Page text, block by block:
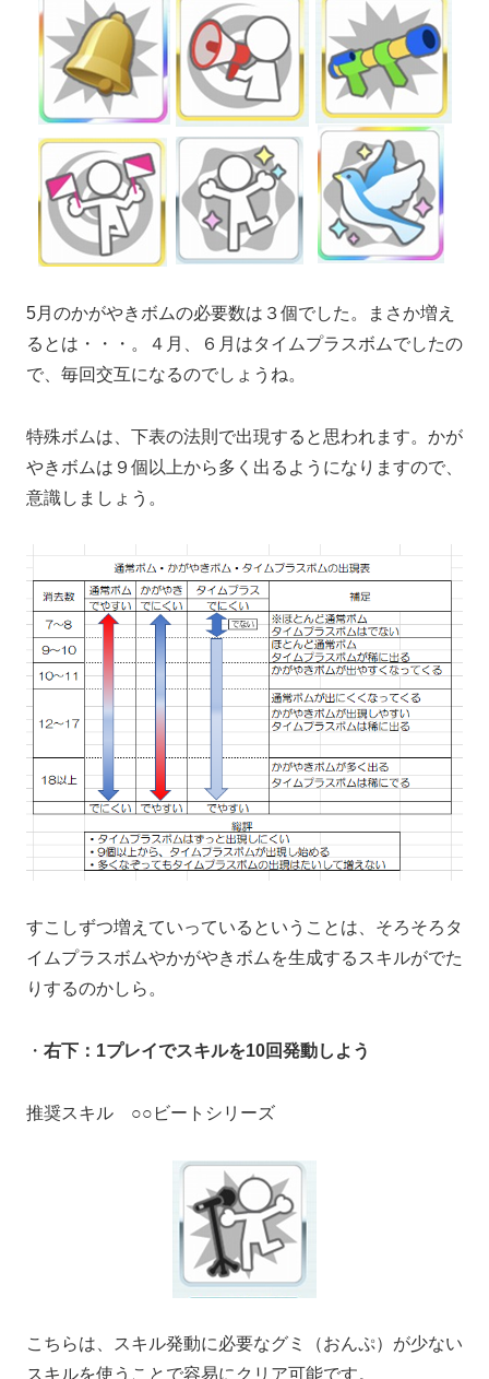
5月のかがやきボムの必要数は３個でした。まさか増え
るとは・・・。４月、６月はタイムプラスボムでしたの
で、毎回交互になるのでしょうね。
特殊ボムは、下表の法則で出現すると思われます。かが
やきボムは９個以上から多く出るようになりますので、
意識しましょう。
すこしずつ増えていっているということは、そろそろタ
イムプラスボムやかがやきボムを生成するスキルがでた
りするのかしら。
・ 右下：1プレイでスキルを10回発動しよう
推奨スキル ○○ビートシリーズ
こちらは、スキル発動に必要なグミ（おんぷ）が少ない
スキルを使うことで容易にクリア可能です。